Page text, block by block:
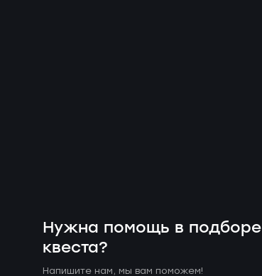
Нужна помощь в подборе
квеста?
Напишите нам, мы вам поможем!